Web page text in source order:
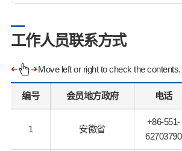
工作人员联系方式
Move left or right to check the contents.
编号 会员地方政府 电话
1 安徽省
+86-551-
62703790